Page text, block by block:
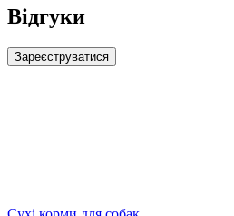
Відгуки
Зареєструватися